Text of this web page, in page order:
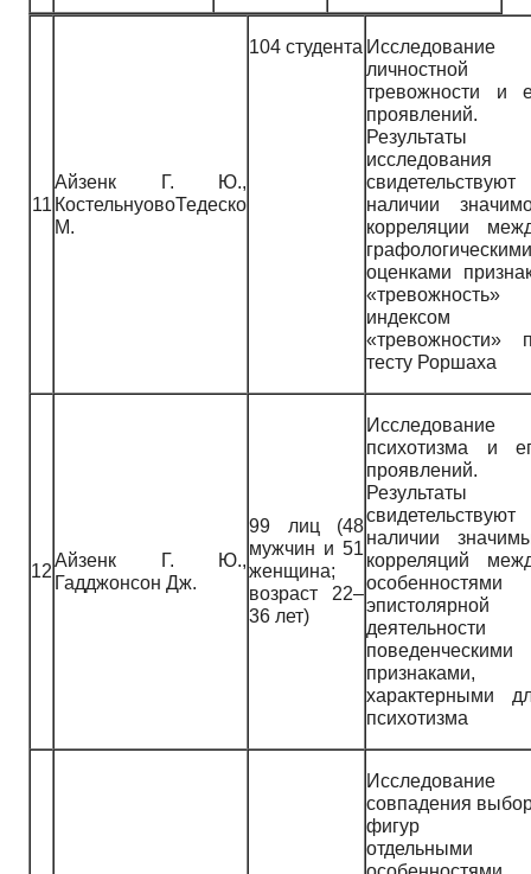
11
Айзенк Г. Ю.,
КостельнуовоТедеско
М.
104 студента Исследование
личностной
тревожности и
проявлений.
Результаты
исследования
наличии
корреляции
графологическими
оценками
«тревожность»
индексом
«тревожности»
тесту Роршаха
12
Айзенк Г. Ю.,
Гадджонсон Дж.
99 лиц (48
мужчин и 51
женщина;
возраст 22–
36 лет)
Исследование
психотизма и
проявлений.
Результаты
наличии
корреляций
особенностями
эпистолярной
деятельности
поведенческими
признаками,
характерными
психотизма
Исследование
совпадения
фигур
отдельными